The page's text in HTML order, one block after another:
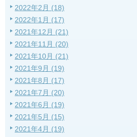
2022年2月 (18)
2022年1月 (17)
2021年12月 (21)
2021年11月 (20)
2021年10月 (21)
2021年9月 (19)
2021年8月 (17)
2021年7月 (20)
2021年6月 (19)
2021年5月 (15)
2021年4月 (19)